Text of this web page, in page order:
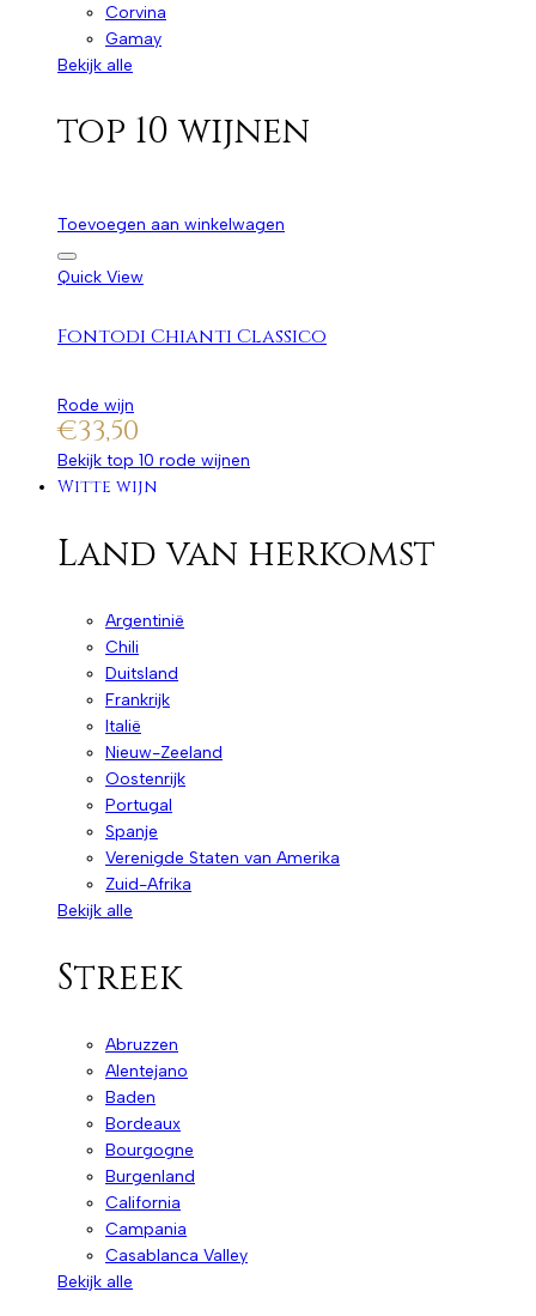
Corvina
Gamay
Bekijk alle
top 10 wijnen
Toevoegen aan winkelwagen
Quick View
Fontodi Chianti Classico
Rode wijn
€33,50
Bekijk top 10 rode wijnen
Witte wijn
Land van herkomst
Argentinië
Chili
Duitsland
Frankrijk
Italië
Nieuw-Zeeland
Oostenrijk
Portugal
Spanje
Verenigde Staten van Amerika
Zuid-Afrika
Bekijk alle
Streek
Abruzzen
Alentejano
Baden
Bordeaux
Bourgogne
Burgenland
California
Campania
Casablanca Valley
Bekijk alle